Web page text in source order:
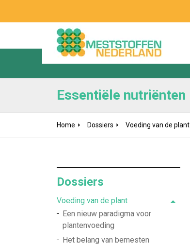
Essentiële nutriënten
Home Dossiers Voeding van de plant
Dossiers
Voeding van de plant
Een nieuw paradigma voor
plantenvoeding
Het belang van bemesten